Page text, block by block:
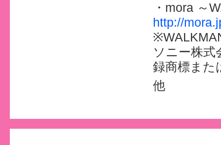
・mora ～
http://
ソニー株式
録商標また
他